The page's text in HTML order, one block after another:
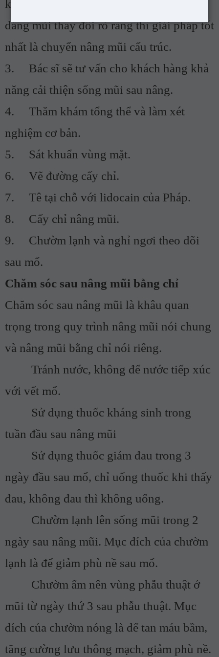
khách hàng mông muốn đầu mũi bay,
dáng mũi thay đổi rõ ràng thì giải pháp tốt
nhất là chuyển nâng mũi cấu trúc.
3. Bác sĩ sẽ tư vấn cho khách hàng khả
năng cải thiện sống mũi sau nâng.
4. Thăm khám tổng thể và làm xét
nghiệm cơ bản.
5. Sát khuẩn vùng mặt.
6. Vẽ đường cấy chỉ.
7. Tê tại chỗ với lidocain của Pháp.
8. Cấy chỉ nâng mũi.
9. Chườm lạnh và nghỉ ngơi theo dõi
sau mổ.
Chăm sóc sau nâng mũi bằng chỉ
Chăm sóc sau nâng mũi là khâu quan
trọng trong quy trình nâng mũi nói chung
và nâng mũi bằng chỉ nói riêng.
Tránh nước, không để nước tiếp xúc
với vết mổ.
Sử dụng thuốc kháng sinh trong
tuần đầu sau nâng mũi
Sử dụng thuốc giảm đau trong 3
ngày đầu sau mổ, chỉ uống thuốc khi thấy
đau, không đau thì không uống.
Chườm lạnh lên sống mũi trong 2
ngày sau nâng mũi. Mục đích của chườm
lạnh là để giảm phù nề sau mổ.
Chườm ấm nên vùng phẫu thuật ở
mũi từ ngày thứ 3 sau phẫu thuật. Mục
đích của chườm nóng là để tan máu bầm,
tăng cường lưu thông mạch, giảm phù nề.